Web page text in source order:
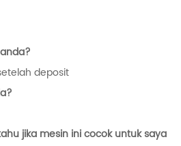
deposit
jika mesin ini cocok untuk saya